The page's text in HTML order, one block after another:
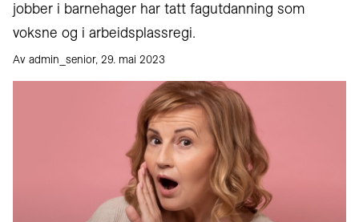
jobber i barnehager har tatt fagutdanning som
voksne og i arbeidsplassregi.
Av admin_senior, 29. mai 2023